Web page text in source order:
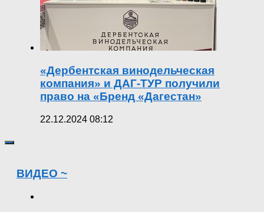
«Дербентская винодельческая
компания» и ДАГ-ТУР получили
право на «Бренд «Дагестан»
22.12.2024 08:12
ВИДЕО ~